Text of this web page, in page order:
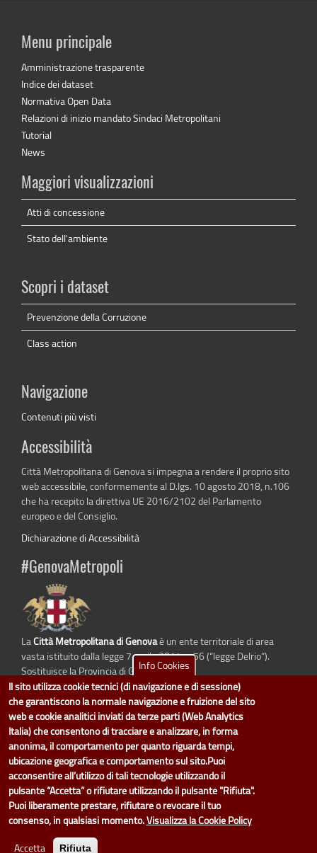
Menu principale
Amministrazione trasparente
Indice dei dataset
Normativa Open Data
Relazioni di inizio mandato Sindaci Metropolitani
Tutorial
News
Maggiori visualizzazioni
Atti di concessione
Stato dell'ambiente
Scopri i dataset
Prevenzione della Corruzione
Class action
Navigazione
Contenuti più visti
Accessibilità
Città Metropolitana di Genova si impegna a rendere il proprio sito
web accessibile, conformemente al D.lgs. 10 agosto 2018, n.106
che ha recepito la direttiva UE 2016/2102 del Parlamento
europeo e del Consiglio.
Dichiarazione di Accessibilità
#GenovaMetropoli
LaCittà Metropolitana di Genovaè un ente territoriale di area
vasta istituito dalla legge 7 aprile 2014 n. 56 (“legge Delrio”).
Sostituisce la Provincia di Genova.
dati.cittametropolitana.genova.itè il progetto "Open Data" della
Metropolitana di Genova.
Il design e la gestione sono a cura del Servizio Sistemi Informativi. Ogni
Direzione è responsabile per la parte di "dati" e "dataset".
accedi (area riservata)|contatti|privacy| Statistiche
Info Cookies
Il sito utilizza cookie tecnici (di navigazione e di sessione)
che garantiscono la normale navigazione e fruizione del sito
web e cookie analitici inviati da terze parti (Web Analytics
Italia) che consentono di tracciare e analizzare, in forma
anonima, il comportamento per quanto riguarda tempi,
ubicazione geografica e comportamento sul sito.Puoi
acconsentire all’utilizzo di tali tecnologie utilizzando il
pulsante “Accetta” o rifiutare utilizzando il pulsante "Rifiuta".
Puoi liberamente prestare, rifiutare o revocare il tuo
consenso, in qualsiasi momento.Visualizza la Cookie Policy
Accetta Rifiuta